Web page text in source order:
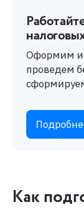
Оформим
проведем
Как